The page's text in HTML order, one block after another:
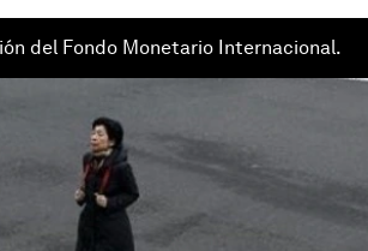
del Fondo Monetario Internacional.